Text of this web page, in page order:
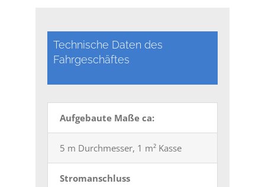
Technische Daten des
Fahrgeschäftes
Aufgebaute Maße ca:
5 m Durchmesser, 1 m² Kasse
Stromanschluss